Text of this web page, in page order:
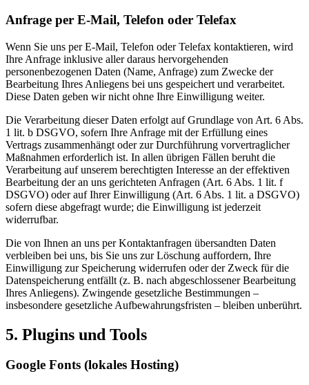
Anfrage per E-Mail, Telefon oder Telefax
Wenn Sie uns per E-Mail, Telefon oder Telefax kontaktieren, wird
Ihre Anfrage inklusive aller daraus hervorgehenden
personenbezogenen Daten (Name, Anfrage) zum Zwecke der
Bearbeitung Ihres Anliegens bei uns gespeichert und verarbeitet.
Diese Daten geben wir nicht ohne Ihre Einwilligung weiter.
Die Verarbeitung dieser Daten erfolgt auf Grundlage von Art. 6 Abs.
1 lit. b DSGVO, sofern Ihre Anfrage mit der Erfüllung eines
Vertrags zusammenhängt oder zur Durchführung vorvertraglicher
Maßnahmen erforderlich ist. In allen übrigen Fällen beruht die
Verarbeitung auf unserem berechtigten Interesse an der effektiven
Bearbeitung der an uns gerichteten Anfragen (Art. 6 Abs. 1 lit. f
DSGVO) oder auf Ihrer Einwilligung (Art. 6 Abs. 1 lit. a DSGVO)
sofern diese abgefragt wurde; die Einwilligung ist jederzeit
widerrufbar.
Die von Ihnen an uns per Kontaktanfragen übersandten Daten
verbleiben bei uns, bis Sie uns zur Löschung auffordern, Ihre
Einwilligung zur Speicherung widerrufen oder der Zweck für die
Datenspeicherung entfällt (z. B. nach abgeschlossener Bearbeitung
Ihres Anliegens). Zwingende gesetzliche Bestimmungen –
insbesondere gesetzliche Aufbewahrungsfristen – bleiben unberührt.
5. Plugins und Tools
Google Fonts (lokales Hosting)